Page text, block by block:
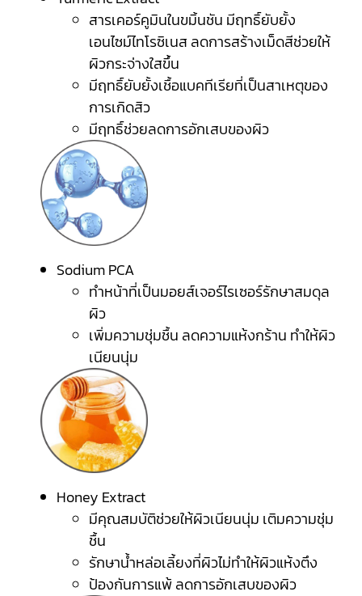
สารเคอร์คูมินในขมิ้นชัน มีฤทธิ์ยับยั้ง
เอนไซม์ไทโรซิเนส ลดการสร้างเม็ดสีช่วยให้
ผิวกระจ่างใสขึ้น
มีฤทธิ์ยับยั้งเชื้อแบคทีเรียที่เป็นสาเหตุของ
การเกิดสิว
มีฤทธิ์ช่วยลดการอักเสบของผิว
Sodium PCA
ทำหน้าที่เป็นมอยส์เจอร์ไรเซอร์รักษาสมดุล
ผิว
เพิ่มความชุ่มชื้น ลดความแห้งกร้าน ทำให้ผิว
เนียนนุ่ม
Honey Extract
มีคุณสมบัติช่วยให้ผิวเนียนนุ่ม เติมความชุ่ม
ชื้น
รักษาน้ำหล่อเลี้ยงที่ผิวไม่ทำให้ผิวแห้งตึง
ป้องกันการแพ้ ลดการอักเสบของผิว